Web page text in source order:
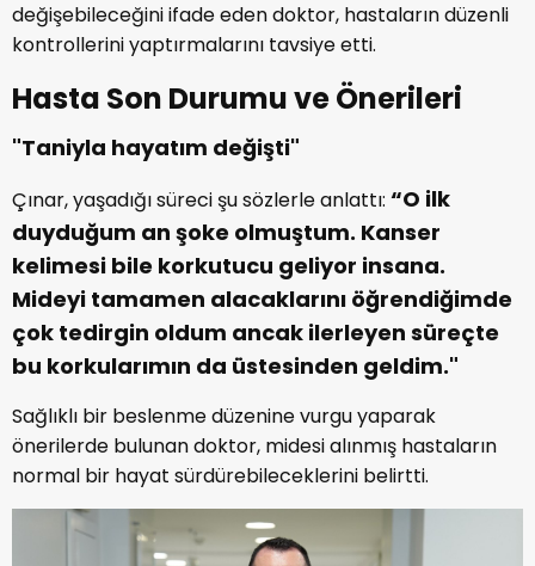
değişebileceğini ifade eden doktor, hastaların düzenli
kontrollerini yaptırmalarını tavsiye etti.
Hasta Son Durumu ve Önerileri
"Taniyla hayatım değişti"
Çınar, yaşadığı süreci şu sözlerle anlattı: “O ilk
duyduğum an şoke olmuştum. Kanser
kelimesi bile korkutucu geliyor insana.
Mideyi tamamen alacaklarını öğrendiğimde
çok tedirgin oldum ancak ilerleyen süreçte
bu korkularımın da üstesinden geldim."
Sağlıklı bir beslenme düzenine vurgu yaparak
önerilerde bulunan doktor, midesi alınmış hastaların
normal bir hayat sürdürebileceklerini belirtti.